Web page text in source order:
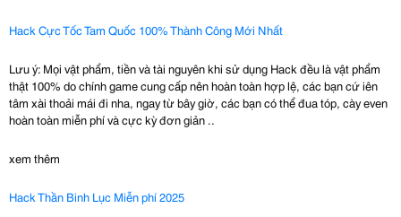
Hack Cực Tốc Tam Quốc 100% Thành Công Mới Nhất
Lưu ý: Mọi vật phẩm, tiền và tài nguyên khi sử dụng Hack đều là vật phẩm
thật 100% do chính game cung cấp nên hoàn toàn hợp lệ, các bạn cứ iên
tâm xài thoải mái đi nha, ngay từ bây giờ, các bạn có thể đua tóp, cày even
hoàn toàn miễn phí và cực kỳ đơn giản ..
xem thêm
Hack Thần Binh Lục Miễn phí 2025